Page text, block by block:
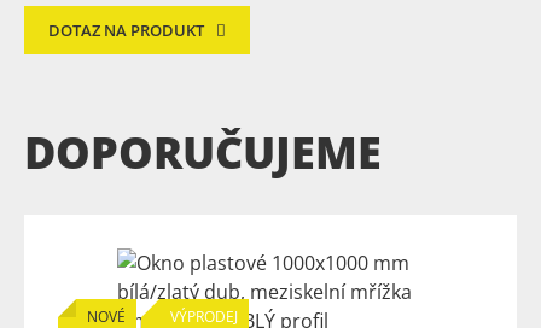
DOTAZ NA PRODUKT
DOPORUČUJEME
NOVÉ VÝPRODEJ